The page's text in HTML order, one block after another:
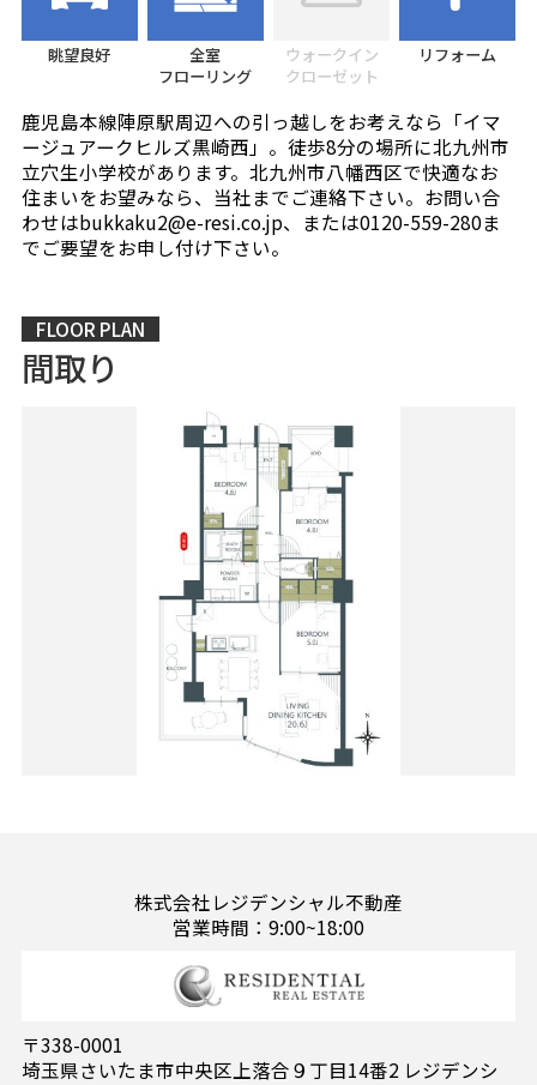
眺望良好
全室
フローリング
ウォークイン
クローゼット
リフォーム
鹿児島本線陣原駅周辺への引っ越しをお考えなら「イマ
ージュアークヒルズ黒崎西」。徒歩8分の場所に北九州市
立穴生小学校があります。北九州市八幡西区で快適なお
住まいをお望みなら、当社までご連絡下さい。お問い合
わせはbukkaku2@e-resi.co.jp、または0120-559-280ま
でご要望をお申し付け下さい。
FLOOR PLAN
間取り
株式会社レジデンシャル不動産
営業時間：9:00~18:00
〒338-0001
埼玉県さいたま市中央区上落合９丁目14番2 レジデンシ